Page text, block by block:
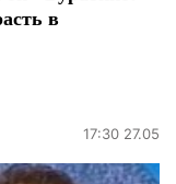
в
17:30 27.05